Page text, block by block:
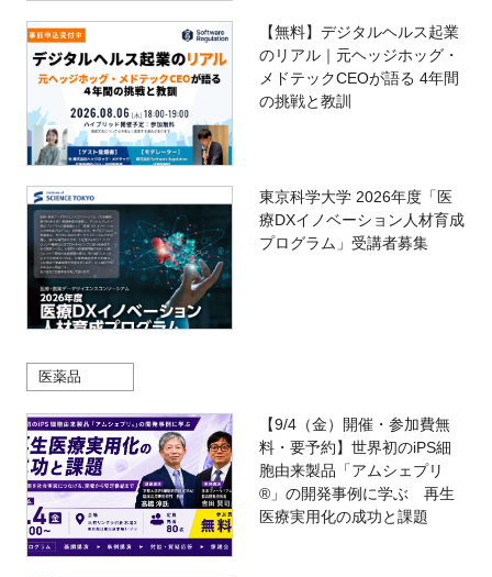
【無料】デジタルヘルス起業
のリアル｜元ヘッジホッグ・
メドテックCEOが語る 4年間
の挑戦と教訓
東京科学大学 2026年度「医
療DXイノベーション人材育成
プログラム」受講者募集
医薬品
【9/4（金）開催・参加費無
料・要予約】世界初のiPS細
胞由来製品「アムシェプリ
®」の開発事例に学ぶ 再生
医療実用化の成功と課題